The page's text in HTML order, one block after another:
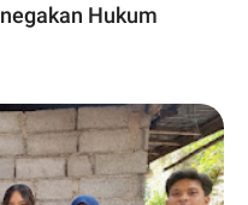
Hukum